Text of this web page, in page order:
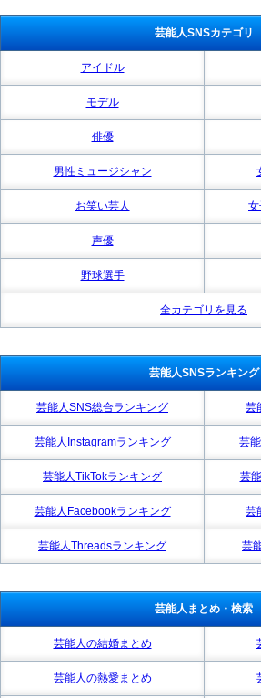
芸能人SNSカテゴリ
アイドル
モデル
俳優
男性ミュージシャン
お笑い芸人 女
声優
野球選手
全カテゴリを見る
芸能人SNSランキング
芸能人SNS総合ランキング 芸
芸能人Instagramランキング 芸
芸能人TikTokランキング 芸
芸能人Facebookランキング 芸
芸能人Threadsランキング 芸
芸能人まとめ・検索
芸能人の結婚まとめ
芸能人の熱愛まとめ